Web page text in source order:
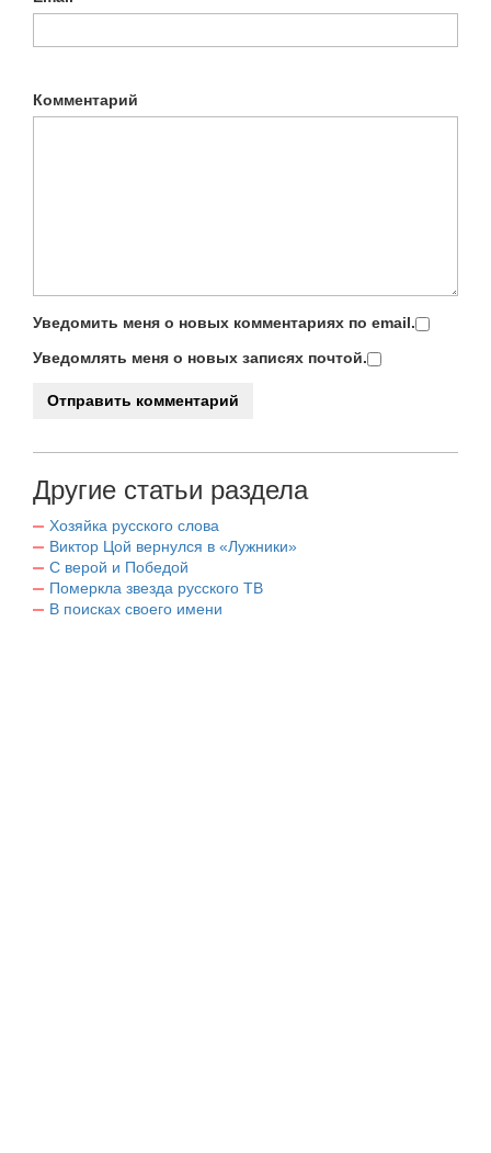
Комментарий
Уведомить меня о новых комментариях по email.
Уведомлять меня о новых записях почтой.
Другие статьи раздела
Хозяйка русского слова
Виктор Цой вернулся в «Лужники»
С верой и Победой
Померкла звезда русского ТВ
В поисках своего имени